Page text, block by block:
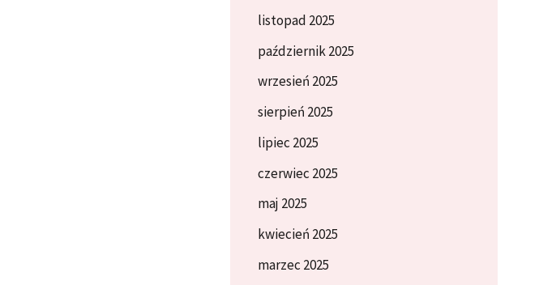
listopad 2025
październik 2025
wrzesień 2025
sierpień 2025
lipiec 2025
czerwiec 2025
maj 2025
kwiecień 2025
marzec 2025